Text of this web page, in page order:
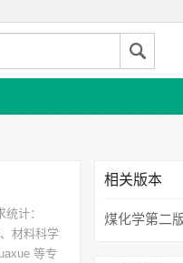
计：
材料科学
等专
相关版本
煤化学第二